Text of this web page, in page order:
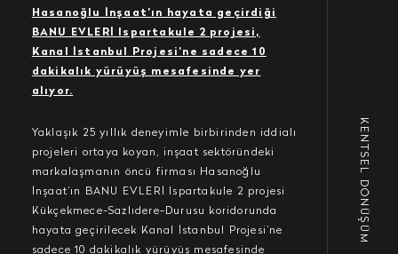
KENTSEL DÖNÜŞÜM
Hasanoğlu İnşaat’ın hayata geçirdiği
BANU EVLERİ Ispartakule 2 projesi,
Kanal İstanbul Projesi’ne sadece 10
dakikalık yürüyüş mesafesinde yer
alıyor.
Yaklaşık 25 yıllık deneyimle birbirinden iddialı
projeleri ortaya koyan, inşaat sektöründeki
markalaşmanın öncü firması Hasanoğlu
İnşaat’ın BANU EVLERİ Ispartakule 2 projesi
Kükçekmece-Sazlıdere-Durusu koridorunda
hayata geçirilecek Kanal İstanbul Projesi’ne
sadece 10 dakikalık yürüyüş mesafesinde